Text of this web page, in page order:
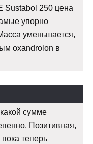
Sustabol 250 цена
упорно
уменьшается,
oxandrolon в
сумме
Позитивная,
теперь